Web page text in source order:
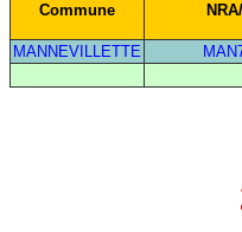
Commune
MANNEVILLETTE